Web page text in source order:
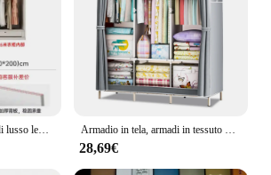
Armadio, porta in vetro di lusso leggero, celebrità moderna di Internet, porta a battente, armadio ad angolo, armadio, camera da letto, casa Armadio in tela, armadi in tessuto Pop-up con 3 grandi aree sospese, 6 scomparti impilabili e portaoggetti sotto, 125*45*170
28,69€